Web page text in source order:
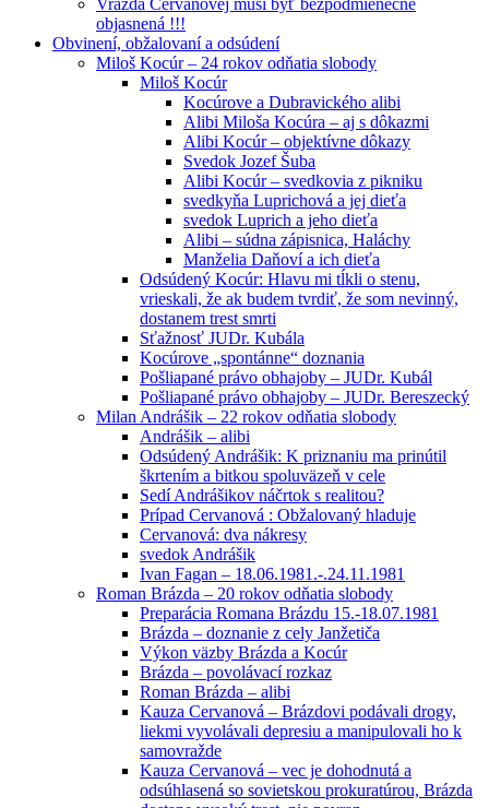
objasnená !!!
Obvinení, obžalovaní a odsúdení
Miloš Kocúr – 24 rokov odňatia slobody
Miloš Kocúr
Kocúrove a Dubravického alibi
Alibi Miloša Kocúra – aj s dôkazmi
Alibi Kocúr – objektívne dôkazy
Svedok Jozef Šuba
Alibi Kocúr – svedkovia z pikniku
svedkyňa Luprichová a jej dieťa
svedok Luprich a jeho dieťa
Alibi – súdna zápisnica, Haláchy
Manželia Daňoví a ich dieťa
Odsúdený Kocúr: Hlavu mi tĺkli o stenu,
vrieskali, že ak budem tvrdiť, že som nevinný,
dostanem trest smrti
Sťažnosť JUDr. Kubála
Kocúrove „spontánne“ doznania
Pošliapané právo obhajoby – JUDr. Kubál
Pošliapané právo obhajoby – JUDr. Bereszecký
Milan Andrášik – 22 rokov odňatia slobody
Andrášik – alibi
Odsúdený Andrášik: K priznaniu ma prinútil
škrtením a bitkou spoluväzeň v cele
Sedí Andrášikov náčrtok s realitou?
Prípad Cervanová : Obžalovaný hladuje
Cervanová: dva nákresy
svedok Andrášik
Ivan Fagan – 18.06.1981.-.24.11.1981
Roman Brázda – 20 rokov odňatia slobody
Preparácia Romana Brázdu 15.-18.07.1981
Brázda – doznanie z cely Janžetiča
Výkon väzby Brázda a Kocúr
Brázda – povolávací rozkaz
Roman Brázda – alibi
Kauza Cervanová – Brázdovi podávali drogy,
liekmi vyvolávali depresiu a manipulovali ho k
samovražde
Kauza Cervanová – vec je dohodnutá a
odsúhlasená so sovietskou prokuratúrou, Brázda